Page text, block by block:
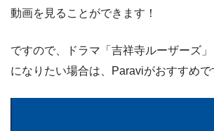
動画を見ることができます！
ですので、ドラマ「吉祥寺ルーザーズ
になりたい場合は、Paraviがおすすめで